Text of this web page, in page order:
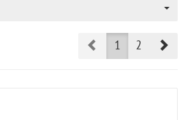
Prev1 2